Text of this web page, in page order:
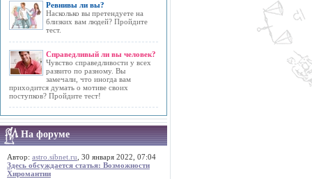
Ревнивы ли вы?
Насколько вы претендуете на
близких вам людей? Пройдите
тест.
Справедливый ли вы человек?
Чувство справедливости у всех
развито по разному. Вы
замечали, что иногда вам
приходится думать о мотиве своих
поступков? Пройдите тест!
На форуме
Автор: astro.sibnet.ru , 30 января 2022, 07:04
Здесь обсуждается статья: Возможности
Хиромантии